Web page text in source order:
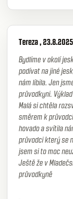
Tereza ,
Bydlíme v okolí
podívat na jiné
nám líbila. Jen
průvodkyni.
Malá si chtěla
směrem k
hovado a svítila
průvodci který se
jsem si to moc
Ještě že v
průvodkyně